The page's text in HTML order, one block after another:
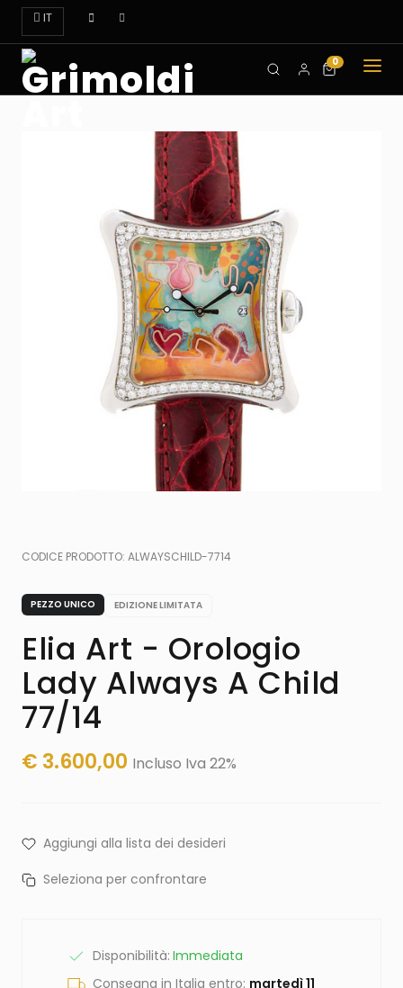
IT
OROLOGI
ART
DOVE
TROVARCI
CONTATTI
0
CODICE PRODOTTO: ALWAYSCHILD-7714
PEZZO UNICO EDIZIONE LIMITATA
Elia Art - Orologio
Lady Always A Child
77/14
€ 3.600,00 Incluso Iva 22%
Aggiungi alla lista dei desideri
Seleziona per confrontare
Disponibilità: Immediata
Consegna in Italia entro: martedì 11